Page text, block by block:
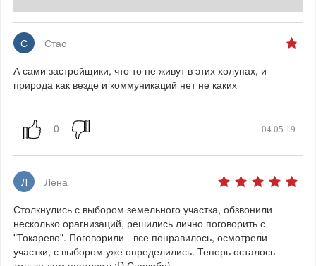
С
Стас
А сами застройщики, что то не живут в этих холупах, и
природа как везде и коммуникаций нет не каких
04.05.19
Л
Лена
Столкнулись с выбором земельного участка, обзвонили
несколько орагнизаций, решились лично поговорить с
"Токарево". Поговорили - все понравилось, осмотрели
участки, с выбором уже определились. Теперь осталось